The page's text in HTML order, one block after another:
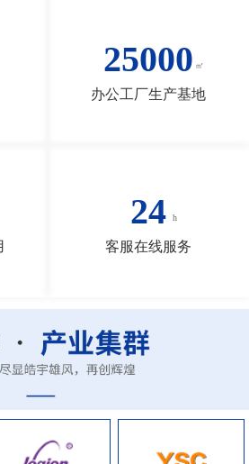
25000
办公工厂生产基地
24
客服在线服务